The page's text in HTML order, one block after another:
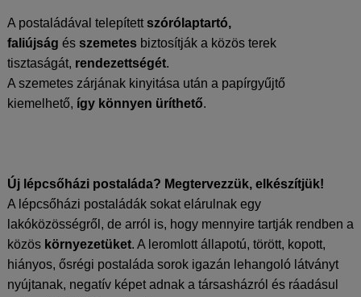
A postaládával telepítettszórólaptartó,
faliújság és szemetesbiztosítják a közös terek
tisztaságát, rendezettségét.
A szemetes zárjának kinyitása után a papírgyűjtő
kiemelhető, így könnyen üríthető.
Új lépcsőházi postaláda? Megtervezzük, elkészítjük!
A lépcsőházi postaládák sokat elárulnak egy
lakóközösségről, de arról is, hogy mennyire tartják rendben a
közös környezetüket. A leromlott állapotú, törött, kopott,
hiányos, ősrégi postaláda sorok igazán lehangoló látványt
nyújtanak, negatív képet adnak a társasházról és ráadásul